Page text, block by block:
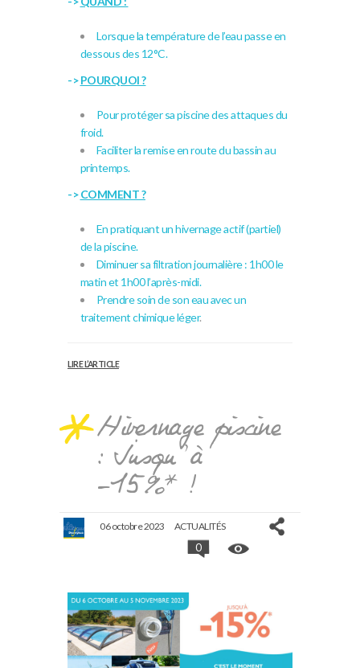
Lorsque la température de l’eau passe en
dessous des 12°C.
->POURQUOI ?
Pour protéger sa piscine des attaques du
froid.
Faciliter la remise en route du bassin au
printemps.
->COMMENT ?
En pratiquant un hivernage actif (partiel)
de la piscine.
Diminuer sa filtration journalière : 1h00 le
matin et 1h00 l’après-midi.
Prendre soin de son eau avec un
traitement chimique léger.
LIRE L’ARTICLE
Hivernage piscine
: Jusqu’à
-15%* !
06 octobre 2023 ACTUALITÉS
0